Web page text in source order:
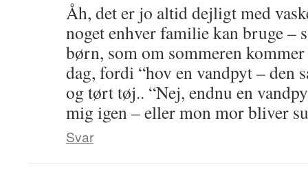
Åh, det er jo altid dejligt med
noget enhver familie kan bruge –
børn, som om sommeren
dag, fordi “hov en vandpyt – den
og tørt tøj.. “Nej, endnu en
mig igen – eller mon mor bliver
Svar